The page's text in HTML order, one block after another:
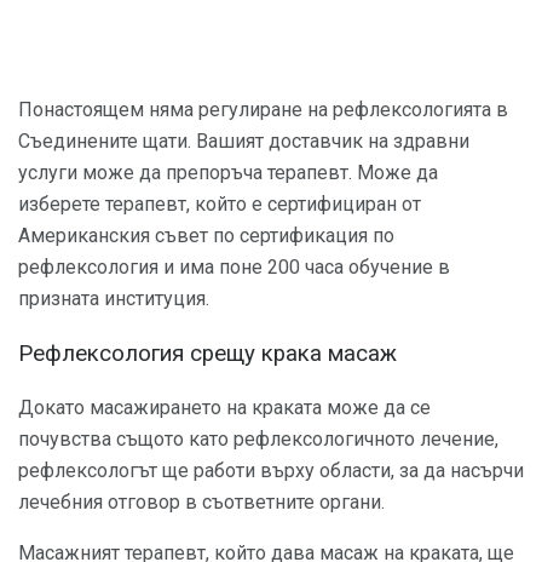
Понастоящем няма регулиране на рефлексологията в
Съединените щати. Вашият доставчик на здравни
услуги може да препоръча терапевт. Може да
изберете терапевт, който е сертифициран от
Американския съвет по сертификация по
рефлексология и има поне 200 часа обучение в
призната институция.
Рефлексология срещу крака масаж
Докато масажирането на краката може да се
почувства същото като рефлексологичното лечение,
рефлексологът ще работи върху области, за да насърчи
лечебния отговор в съответните органи.
Масажният терапевт, който дава масаж на краката, ще